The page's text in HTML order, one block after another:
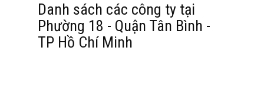
Danh sách các công ty tại
Phường 18 - Quận Tân Bình -
TP Hồ Chí Minh